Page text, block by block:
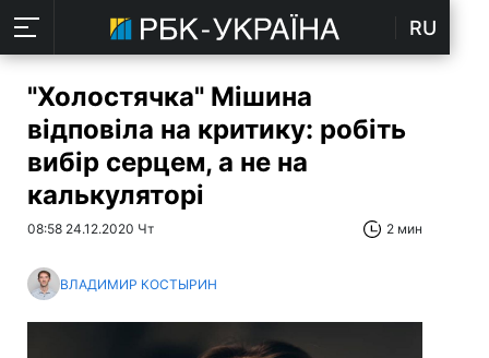
RU
"Холостячка" Мішина
відповіла на критику: робіть
вибір серцем, а не на
калькуляторі
08:58 24.12.2020 Чт 2 мин
ВЛАДИМИР КОСТЫРИН